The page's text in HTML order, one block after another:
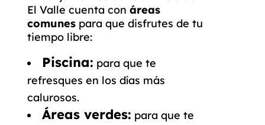
El Valle cuenta con áreas
comunes para que disfrutes de tu
tiempo libre:
Piscina: para que te
refresques en los días más
calurosos.
Áreas verdes: para que te